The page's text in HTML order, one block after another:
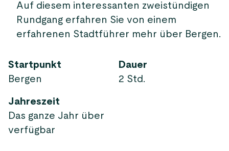
Auf diesem interessanten zweistündigen
Rundgang erfahren Sie von einem
erfahrenen Stadtführer mehr über Bergen.
Startpunkt
Bergen
Dauer
2 Std.
Jahreszeit
Das ganze Jahr über
verfügbar